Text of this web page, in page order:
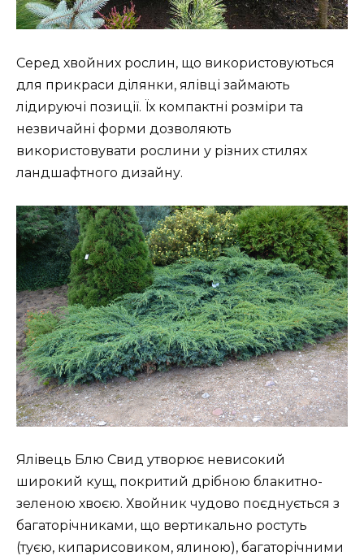
Серед хвойних рослин, що використовуються
для прикраси ділянки, ялівці займають
лідируючі позиції. Їх компактні розміри та
незвичайні форми дозволяють
використовувати рослини у різних стилях
ландшафтного дизайну.
Ялівець Блю Свид утворює невисокий
широкий кущ, покритий дрібною блакитно-
зеленою хвоєю. Хвойник чудово поєднується з
багаторічниками, що вертикально ростуть
(туєю, кипарисовиком, ялиною), багаторічними